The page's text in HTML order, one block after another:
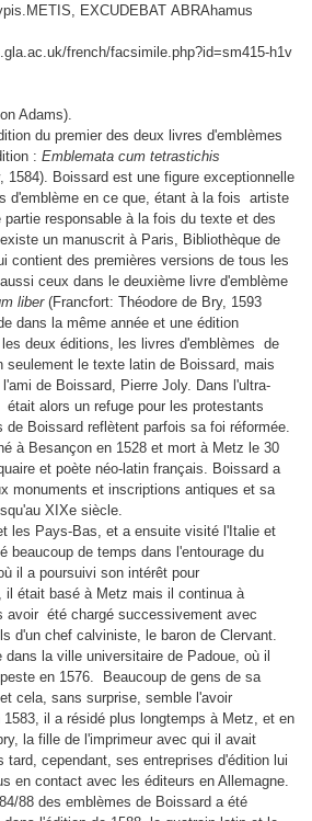
EXCUDEBAT ABRAhamus
french/facsimile.php?id=sm415-h1v
Adams).
du premier des deux livres d'emblèmes
: Emblemata cum tetrastichis
1584). Boissard est une figure exceptionnelle
d'emblème en ce que, étant à la fois artiste
responsable à la fois du texte et des
un manuscrit à Paris, Bibliothèque de
contient des premières versions de tous les
ceux dans le deuxième livre d'emblème
liber(Francfort: Théodore de Bry, 1593
dans la même année et une édition
deux éditions, les livres d'emblèmes de
seulement le texte latin de Boissard, mais
de Boissard, Pierre Joly. Dans l'ultra-
alors un refuge pour les protestants
Boissard reflètent parfois sa foi réformée.
à Besançon en 1528 et mort à Metz le 30
et poète néo-latin français. Boissard a
monuments et inscriptions antiques et sa
XIXe siècle.
les Pays-Bas, et a ensuite visité l'Italie et
beaucoup de temps dans l'entourage du
il a poursuivi son intérêt pour
il était basé à Metz mais il continua à
avoir été chargé successivement avec
d'un chef calviniste, le baron de Clervant.
dans la ville universitaire de Padoue, où il
en 1576. Beaucoup de gens de sa
cela, sans surprise, semble l'avoir
il a résidé plus longtemps à Metz, et en
la fille de l'imprimeur avec qui il avait
tard, cependant, ses entreprises d'édition lui
en contact avec les éditeurs en Allemagne.
88 des emblèmes de Boissard a été